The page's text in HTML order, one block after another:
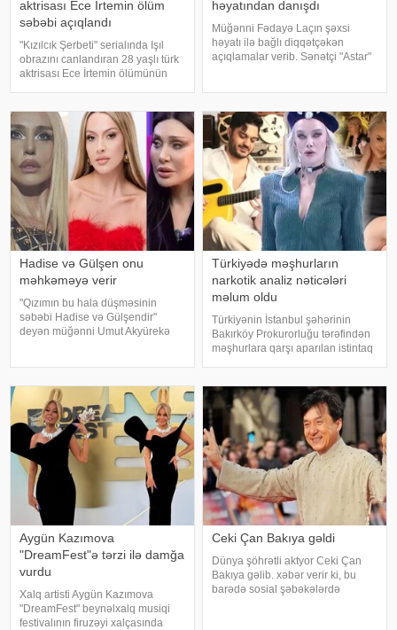
aktrisası Ece İrtemin ölüm
səbəbi açıqlandı
"Kızılcık Şerbeti" serialında Işıl
obrazını canlandıran 28 yaşlı türk
aktrisası Ece İrtemin ölümünün
(DHA) Türkiyə Məhkəmə-Tibb
İnstitutunun rəyinə istinadə
həyatından danışdı
Müğənni Fədayə Laçın şəxsi
həyatı ilə bağlı diqqətçəkən
açıqlamalar verib. Sənətçi "Astar"
xəyanət etdikdən sonra
valideynlər
Hadise və Gülşen onu
məhkəməyə verir
"Qızımın bu hala düşməsinin
səbəbi Hadise və Gülşendir"
deyən müğənni Umut Akyürekə
davam etdirən Akyürek "Mən
Hadisən
Türkiyədə məşhurların
narkotik analiz nəticələri
məlum oldu
Türkiyənin İstanbul şəhərinin
Bakırköy Prokurorluğu tərəfindən
məşhurlara qarşı aparılan istintaq
götürülmüş bioloji nümunələr
üzərində aparılan toksikoloji
analizləri
Aygün Kazımova
"DreamFest"ə tərzi ilə damğa
vurdu
Xalq artisti Aygün Kazımova
"DreamFest" beynəlxalq musiqi
festivalının firuzəyi xalçasında
Ceki Çan Bakıya gəldi
Dünya şöhrətli aktyor Ceki Çan
Bakıya gəlib. xəbər verir ki, bu
barədə sosial şəbəkələrdə